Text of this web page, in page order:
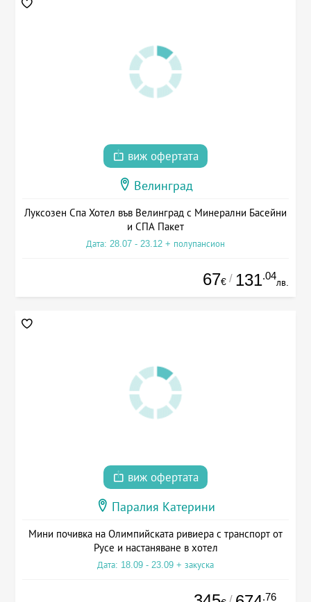
виж офертата
Велинград
Луксозен Спа Хотел във Велинград с Минерални Басейни
и СПА Пакет
Дата: 28.07 - 23.12 + полупансион
67€ / 131.04
лв.
виж офертата
Паралия Катерини
Мини почивка на Олимпийската ривиера с транспорт от
Русе и настаняване в хотел
Дата: 18.09 - 23.09 + закуска
.76